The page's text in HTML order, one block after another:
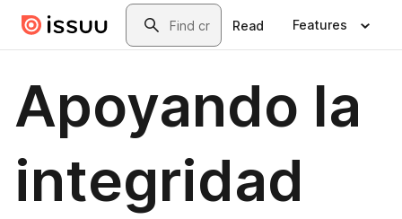
Skip to main contentSearch
Read Features
Apoyando la
integridad